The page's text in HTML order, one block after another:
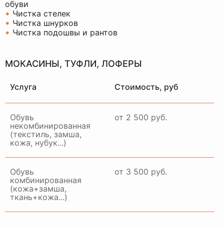
обуви
• Чистка стелек
• Чистка шнурков
• Чистка подошвы и рантов
МОКАСИНЫ, ТУФЛИ, ЛОФЕРЫ
Услуга Стоимость, руб
Обувь
некомбинированная
(текстиль, замша,
кожа, нубук...)
от 2 500 руб.
Обувь
комбинированная
(кожа+замша,
ткань+кожа...)
от 3 500 руб.